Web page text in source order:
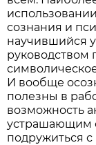
сознания и
научившийся
руководством
И вообще
полезны в
возможность
устрашающим
подружиться